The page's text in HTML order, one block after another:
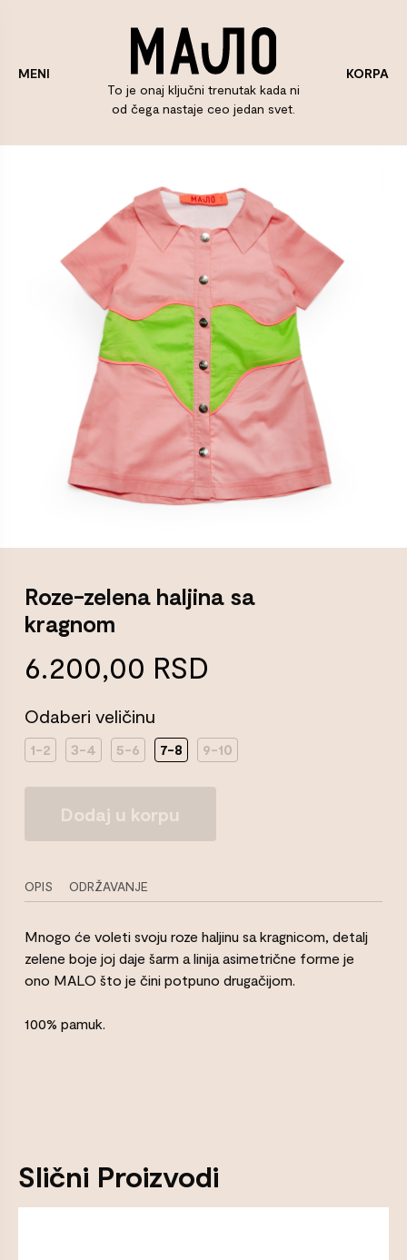
MENI
To je onaj ključni trenutak kada ni
od čega nastaje ceo jedan svet.
KORPA
Roze-zelena haljina sa
kragnom
6.200,00 RSD
Odaberi veličinu
1-2 3-4 5-6 7-8 9-10
zelena
haljina
kragnom
Količina
Dodaj u korpu
OPIS ODRŽAVANJE
Mnogo će voleti svoju roze haljinu sa kragnicom, detalj
zelene boje joj daje šarm a linija asimetrične forme je
ono MALO što je čini potpuno drugačijom.
100% pamuk.
Slični Proizvodi